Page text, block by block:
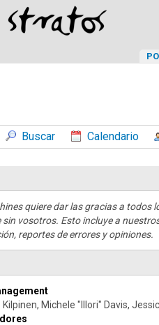
Buscar Calendario
quiere dar las gracias a todos
sin vosotros. Esto incluye a
reportes de errores y opiniones.
Michele "Illori" Davis,